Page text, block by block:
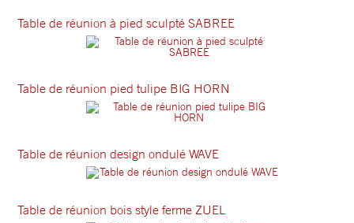
Table de réunion à pied sculpté SABREE
Table de réunion pied tulipe BIG HORN
Table de réunion design ondulé WAVE
Table de réunion bois style ferme ZUEL